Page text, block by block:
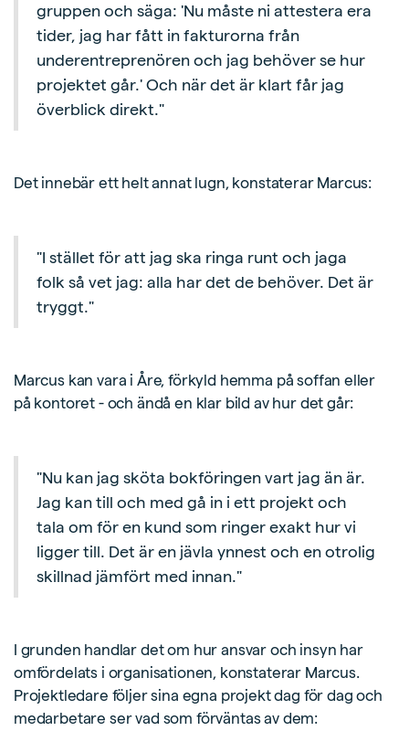
gruppen och säga: 'Nu måste ni attestera era
tider, jag har fått in fakturorna från
underentreprenören och jag behöver se hur
projektet går.' Och när det är klart får jag
överblick direkt."
Det innebär ett helt annat lugn, konstaterar Marcus:
"I stället för att jag ska ringa runt och jaga
folk så vet jag: alla har det de behöver. Det är
tryggt."
Marcus kan vara i Åre, förkyld hemma på soffan eller
på kontoret - och ändå en klar bild av hur det går:
"Nu kan jag sköta bokföringen vart jag än är.
Jag kan till och med gå in i ett projekt och
tala om för en kund som ringer exakt hur vi
ligger till. Det är en jävla ynnest och en otrolig
skillnad jämfört med innan."
I grunden handlar det om hur ansvar och insyn har
omfördelats i organisationen, konstaterar Marcus.
Projektledare följer sina egna projekt dag för dag och
medarbetare ser vad som förväntas av dem: